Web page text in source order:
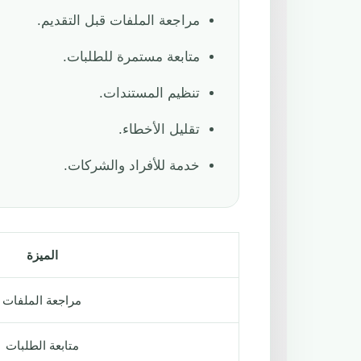
مراجعة الملفات قبل التقديم.
متابعة مستمرة للطلبات.
تنظيم المستندات.
تقليل الأخطاء.
خدمة للأفراد والشركات.
الميزة
مراجعة الملفات
متابعة الطلبات